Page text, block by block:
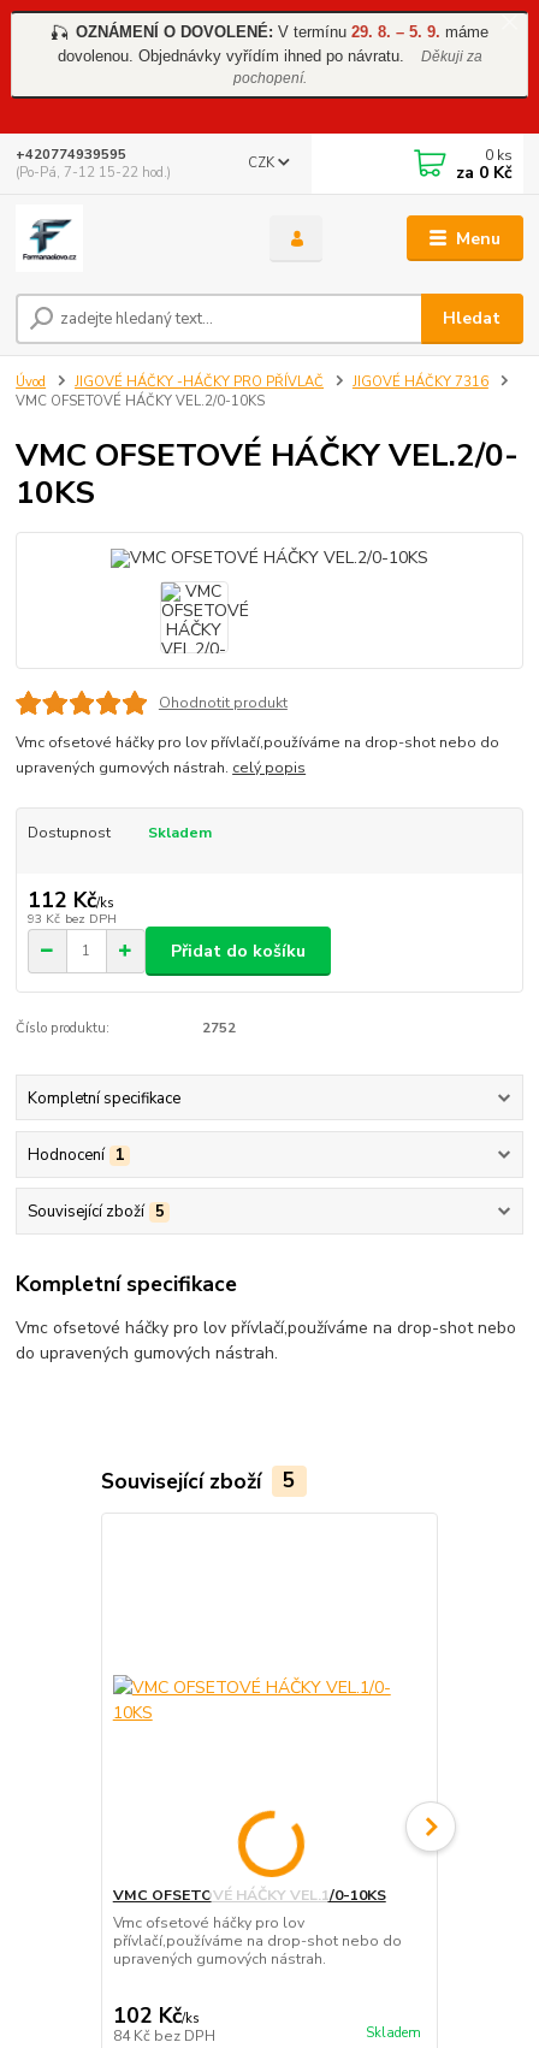
🎣 OZNÁMENÍ O DOVOLENÉ: V termínu 29. 8. – 5. 9. máme
dovolenou. Objednávky vyřídím ihned po návratu.
Děkuji za
pochopení.
Menu
CZK
Hledat
+420774939595
(Po-Pá, 7-12 15-22 hod.)
0 ks
za 0 Kč
Úvod JIGOVÉ HÁČKY -HÁČKY PRO PŘÍVLAČ
JIGOVÉ HÁČKY 7316
VMC OFSETOVÉ HÁČKY VEL.2/0-10KS
VMC OFSETOVÉ HÁČKY VEL.2/0-
10KS
Ohodnotit produkt
Vmc ofsetové háčky pro lov přívlačí,používáme na drop-shot nebo do
upravených gumových nástrah. celý popis
Dostupnost Skladem
112 Kč/ks
93 Kč bez DPH
Přidat do košíku
Číslo produktu: 2752
Kompletní specifikace
Hodnocení 1
Související zboží 5
Kompletní specifikace
Vmc ofsetové háčky pro lov přívlačí,používáme na drop-shot nebo
do upravených gumových nástrah.
Související zboží 5
VMC OFSETOVÉ HÁČKY VEL.1/0-10KS
Vmc ofsetové háčky pro lov
přívlačí,používáme na drop-shot nebo do
upravených gumových nástrah.
102 Kč/ks
84 Kč bez DPH Skladem